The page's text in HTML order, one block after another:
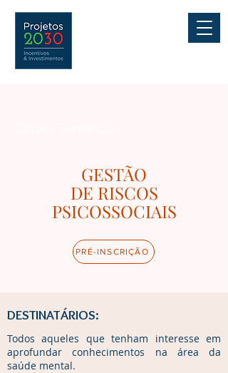
GESTÃO
DE RISCOS
PSICOSSOCIAIS
PRÉ-INSCRIÇÃO
DESTINATÁRIOS:
Todos aqueles que tenham interesse em
aprofundar conhecimentos na área da
saúde mental.